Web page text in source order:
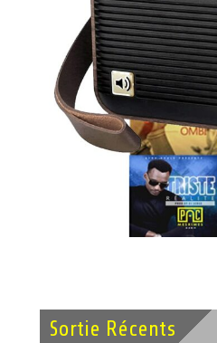
Sortie Récents